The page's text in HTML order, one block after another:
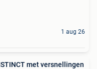
1 aug 26
met versnellingen